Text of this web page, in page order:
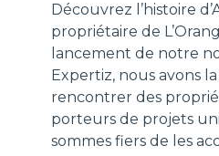
Découvrez l’histoire
propriétaire de
lancement de notre
Expertiz, nous avons
rencontrer des
porteurs de projets
sommes fiers de les